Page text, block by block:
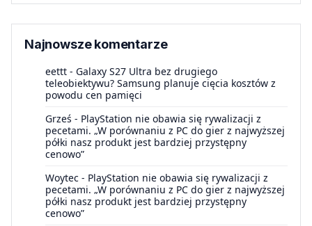
Najnowsze komentarze
eettt - Galaxy S27 Ultra bez drugiego
teleobiektywu? Samsung planuje cięcia kosztów z
powodu cen pamięci
Grześ - PlayStation nie obawia się rywalizacji z
pecetami. „W porównaniu z PC do gier z najwyższej
półki nasz produkt jest bardziej przystępny
cenowo”
Woytec - PlayStation nie obawia się rywalizacji z
pecetami. „W porównaniu z PC do gier z najwyższej
półki nasz produkt jest bardziej przystępny
cenowo”